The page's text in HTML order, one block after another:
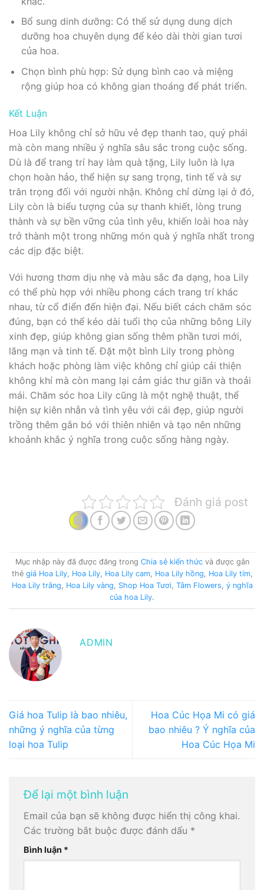
Bổ sung dinh dưỡng: Có thể sử dụng dung dịch
dưỡng hoa chuyên dụng để kéo dài thời gian tươi
của hoa.
Chọn bình phù hợp: Sử dụng bình cao và miệng
rộng giúp hoa có không gian thoáng để phát triển.
Kết Luận
Hoa Lily không chỉ sở hữu vẻ đẹp thanh tao, quý phái
mà còn mang nhiều ý nghĩa sâu sắc trong cuộc sống.
Dù là để trang trí hay làm quà tặng, Lily luôn là lựa
chọn hoàn hảo, thể hiện sự sang trọng, tinh tế và sự
trân trọng đối với người nhận. Không chỉ dừng lại ở đó,
Lily còn là biểu tượng của sự thanh khiết, lòng trung
thành và sự bền vững của tình yêu, khiến loài hoa này
trở thành một trong những món quà ý nghĩa nhất trong
các dịp đặc biệt.
Với hương thơm dịu nhẹ và màu sắc đa dạng, hoa Lily
có thể phù hợp với nhiều phong cách trang trí khác
nhau, từ cổ điển đến hiện đại. Nếu biết cách chăm sóc
đúng, bạn có thể kéo dài tuổi thọ của những bông Lily
xinh đẹp, giúp không gian sống thêm phần tươi mới,
lãng mạn và tinh tế. Đặt một bình Lily trong phòng
khách hoặc phòng làm việc không chỉ giúp cải thiện
không khí mà còn mang lại cảm giác thư giãn và thoải
mái. Chăm sóc hoa Lily cũng là một nghệ thuật, thể
hiện sự kiên nhẫn và tình yêu với cái đẹp, giúp người
trồng thêm gắn bó với thiên nhiên và tạo nên những
khoảnh khắc ý nghĩa trong cuộc sống hàng ngày.
Đánh giá post
Mục nhập này đã được đăng trong Chia sẻ kiến thứcvà được gắn
thẻ giá Hoa Lily, Hoa Lily, Hoa Lily cam, Hoa Lily hồng, Hoa Lily tím,
Hoa Lily trắng, Hoa Lily vàng, Shop Hoa Tươi, Tâm Flowers, ý nghĩa
của hoa Lily.
ADMIN
Giá hoa Tulip là bao nhiêu,
những ý nghĩa của từng
loại hoa Tulip
Hoa Cúc Họa Mi có giá
bao nhiêu ? Ý nghĩa của
Hoa Cúc Họa Mi
Để lại một bình luận
Email của bạn sẽ không được hiển thị công khai.
Các trường bắt buộc được đánh dấu *
Bình luận *